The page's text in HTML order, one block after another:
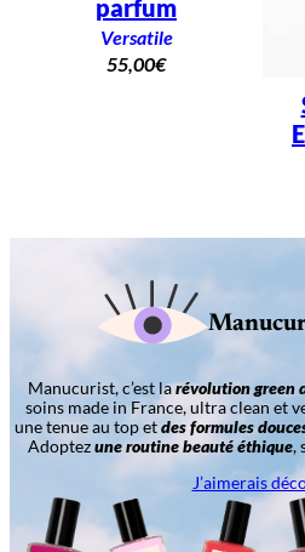
parfum
Versatile
55,00€
Manucurist, c’est larévolution green
soins made in France, ultra clean et
une tenue au top etdes formules
Adoptezune routine beauté éthique,
J’aimerais